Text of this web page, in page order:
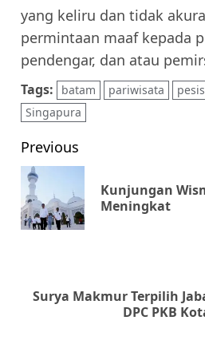
yang keliru dan tidak
permintaan maaf kepada
pendengar, dan atau
Tags: batam pariwisata
Singapura
Post
navigation
Previous
Kunjungan
Meningkat
Next
Surya Makmur Terpilih
DPC PKB